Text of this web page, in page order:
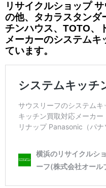
リサイクルショップ
の他、タカラスタンダ
チンハウス、TOTO、
メーカーのシステムキ
ています。